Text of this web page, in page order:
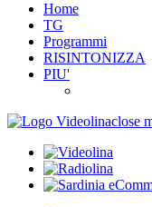
Home
TG
Programmi
RISINTONIZZA
PIU'
close